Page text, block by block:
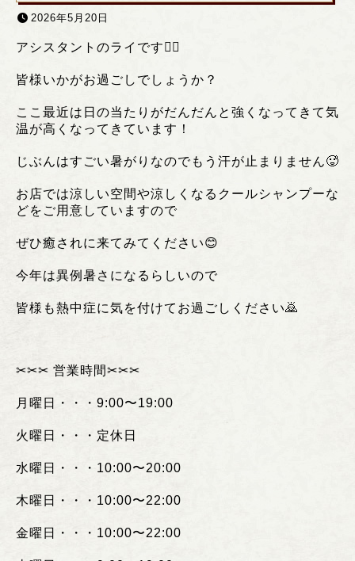
2026年5月20日
アシスタントのライです❤️‍🔥
皆様いかがお過ごしでしょうか？
ここ最近は日の当たりがだんだんと強くなってきて気
温が高くなってきています！
じぶんはすごい暑がりなのでもう汗が止まりません🥵
お店では涼しい空間や涼しくなるクールシャンプーな
どをご用意していますので
ぜひ癒されに来てみてください😊
今年は異例暑さになるらしいので
皆様も熱中症に気を付けてお過ごしください🙇
✂︎✂︎✂︎ 営業時間✂︎✂︎✂︎
月曜日・・・ 9:00〜19:00
火曜日・・・定休日
水曜日・・・ 10:00〜20:00
木曜日・・・ 10:00〜22:00
金曜日・・・ 10:00〜22:00